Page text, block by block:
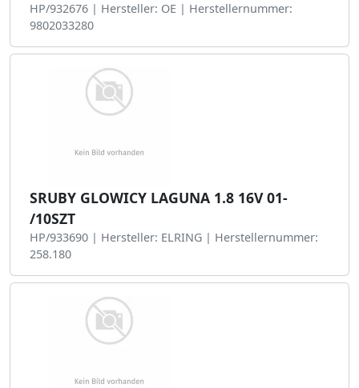
HP/932676 | Hersteller: OE | Herstellernummer:
9802033280
SRUBY GLOWICY LAGUNA 1.8 16V 01-
/10SZT
HP/933690 | Hersteller: ELRING | Herstellernummer:
258.180